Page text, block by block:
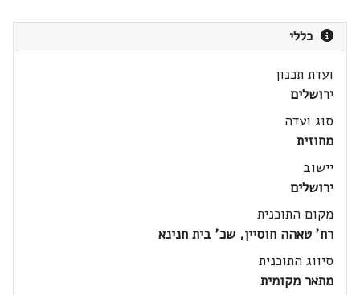
כללי
ועדת תכנון
ירושלים
סוג ועדה
מחוזית
יישוב
ירושלים
מקום התוכנית
רח' טאהה חוסיין, שכ' בית חנינא
סיווג התוכנית
מתאר מקומית